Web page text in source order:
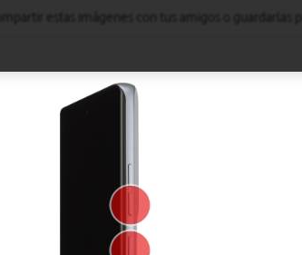
estas imágenes con tus amigos o guardarlas